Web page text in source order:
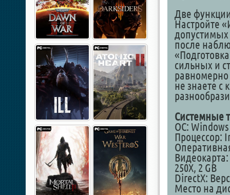
Две
Настройте
допустимых
после
сильных и
не знаете с
Системные
ОС: Windows
Процессор:
Видеокарта:
250X, 2 GB
DirectX:
Место на